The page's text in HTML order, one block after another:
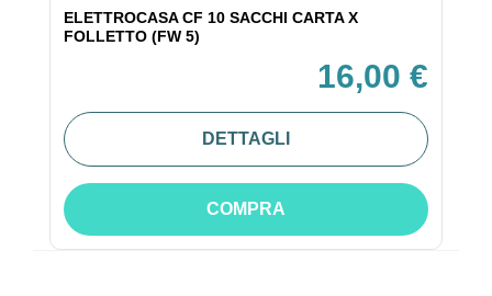
ELETTROCASA CF 10 SACCHI CARTA X
FOLLETTO (FW 5)
16,00 €
DETTAGLI
COMPRA